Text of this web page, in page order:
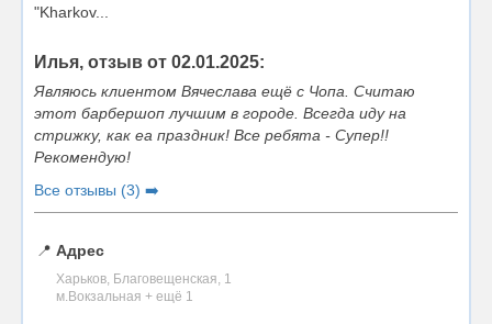
"Kharkov...
Илья, отзыв от 02.01.2025:
Являюсь клиентом Вячеслава ещё с Чопа. Считаю
этот барбершоп лучшим в городе. Всегда иду на
стрижку, как еа праздник! Все ребята - Супер!!
Рекомендую!
Все отзывы (3) ➡️
📍 Адрес
Харьков, Благовещенская, 1
м.Вокзальная + ещё 1